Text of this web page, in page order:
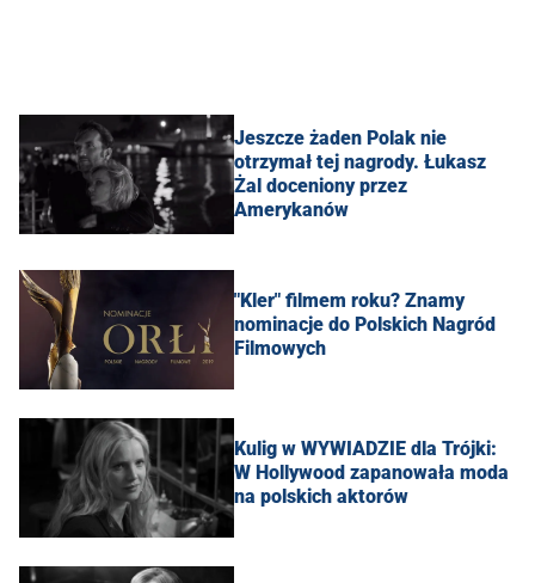
Jeszcze żaden Polak nie
otrzymał tej nagrody. Łukasz
Żal doceniony przez
Amerykanów
"Kler" filmem roku? Znamy
nominacje do Polskich Nagród
Filmowych
Kulig w WYWIADZIE dla Trójki:
W Hollywood zapanowała moda
na polskich aktorów